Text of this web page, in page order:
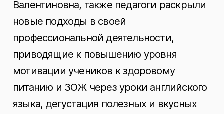
Валентиновна, также педагоги раскрыли
новые подходы в своей
профессиональной деятельности,
приводящие к повышению уровня
мотивации учеников к здоровому
питанию и ЗОЖ через уроки английского
языка, дегустация полезных и вкусных